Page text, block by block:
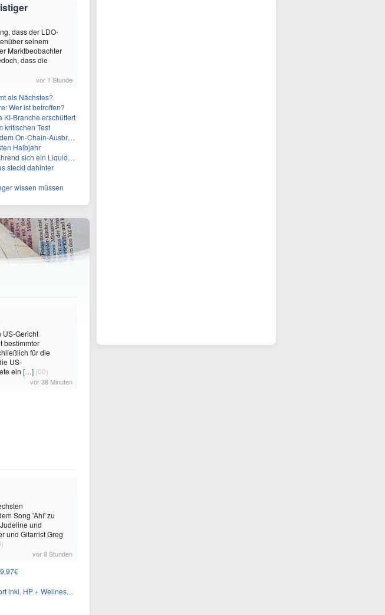
dass der LDO-
seinem
Marktbeobachter
dass die
vor 1 Stunde
als Nächstes?
Wer ist betroffen?
KI-Branche erschüttert
kritischen Test
On-Chain-Ausbruch
Halbjahr
aufbaut
steckt dahinter
wissen müssen
US-Gericht
bestimmter
für die
US-
ein […] (00)
vor 38 Minuten
Song 'Ahí' zu
und
und Gitarrist Greg
vor 8 Stunden
Wellness ab 174€ p.P.